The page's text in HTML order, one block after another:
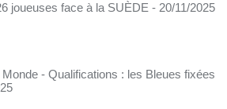
joueuses face à la SUÈDE - 20/11/2025
- Qualifications : les Bleues fixées